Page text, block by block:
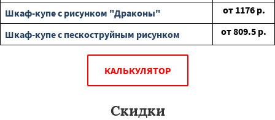
Шкаф-купе с рисунком "Драконы"
от 1176 р.
Шкаф-купе с пескоструйным рисунком
от809.5 р.
КАЛЬКУЛЯТОР
Скидки